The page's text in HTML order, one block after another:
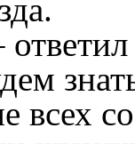
всех